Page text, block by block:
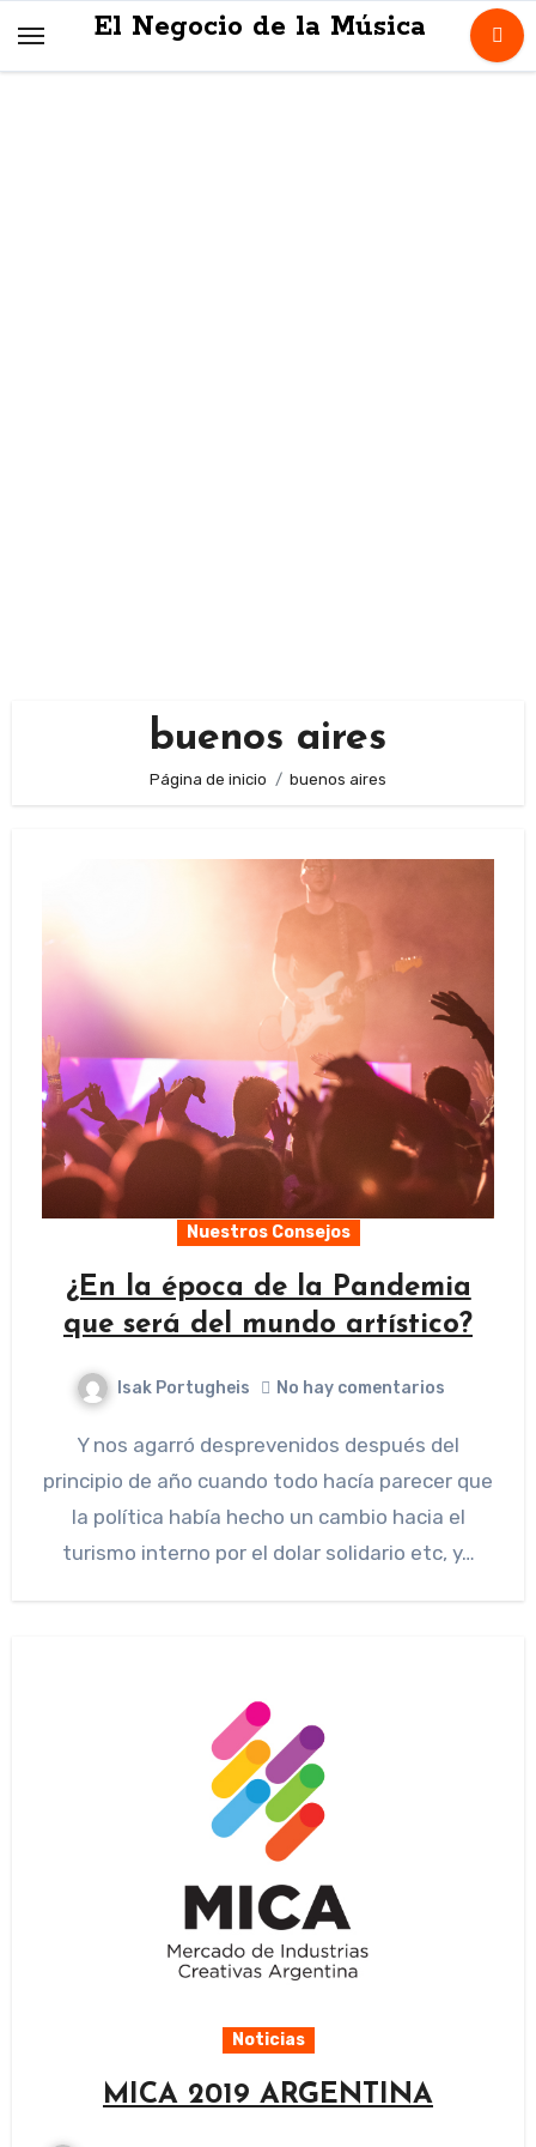
El Negocio de la Música
buenos aires
Página de inicio buenos aires
Nuestros Consejos
¿En la época de la Pandemia
que será del mundo artístico?
Isak Portugheis No hay comentarios
Y nos agarró desprevenidos después del
principio de año cuando todo hacía parecer que
la política había hecho un cambio hacia el
turismo interno por el dolar solidario etc, y…
Noticias
MICA 2019 ARGENTINA